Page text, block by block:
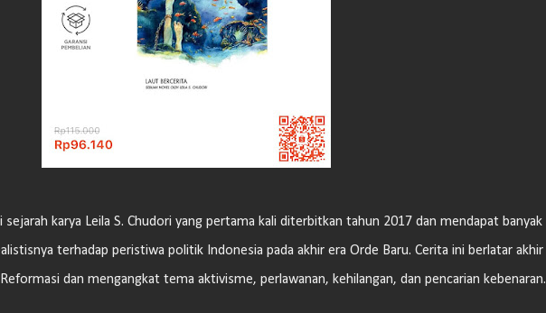
sejarah karya Leila S. Chudori yang pertama kali diterbitkan tahun 2017 dan mendapat banyak
terhadap peristiwa politik Indonesia pada akhir era Orde Baru. Cerita ini berlatar akhir
dan mengangkat tema aktivisme, perlawanan, kehilangan, dan pencarian kebenaran.